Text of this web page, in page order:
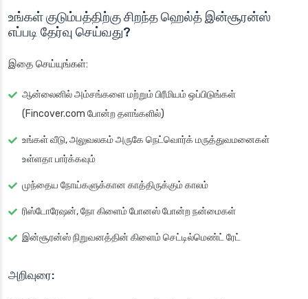
உங்கள் குடும்பத்திற்கு சிறந்த ஹெல்த் இன்சூரன்ஸ்
எப்படி தேர்வு செய்வது?
இதை செய்யுங்கள்:
ஆன்லைனில் அம்சங்களை மற்றும் பிரீமியம் ஒப்பிடுங்கள்
(Fincover.com போன்ற தளங்களில்)
உங்கள் வீடு, அலுவலகம் அருகே நெட்வொர்க் மருத்துவமனைகள்
உள்ளதா பார்க்கவும்
முந்தைய நோய்களுக்கான காத்திருக்கும் காலம்
ரிஸ்டோரேஷன், நோ கிளைம் போனஸ் போன்ற நன்மைகள்
இன்சூரன்ஸ் நிறுவனத்தின் கிளைம் செட்டில்மெண்ட் ரேட்
அறிவுரை: